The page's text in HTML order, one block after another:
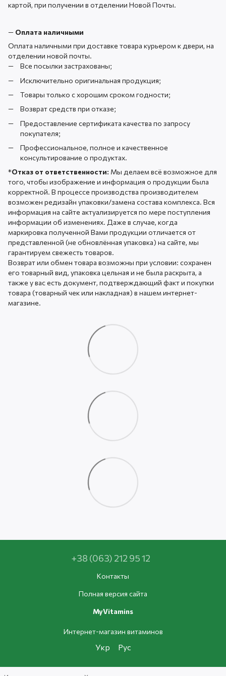
картой, при получении в отделении Новой Почты.
— Оплата наличными
Оплата наличными при доставке товара курьером к двери, на
отделении новой почты.
Все посылки застрахованы;
Исключительно оригинальная продукция;
Товары только с хорошим сроком годности;
Возврат средств при отказе;
Предоставление сертификата качества по запросу
покупателя;
Профессиональное, полное и качественное
консультирование о продуктах.
*Отказ от ответственности: Мы делаем всё возможное для
того, чтобы изображение и информация о продукции была
корректной. В процессе производства производителем
возможен редизайн упаковки/замена состава комплекса. Вся
информация на сайте актуализируется по мере поступления
информации об изменениях. Даже в случае, когда
маркировка полученной Вами продукции отличается от
представленной (не обновлённая упаковка) на сайте, мы
гарантируем свежесть товаров.
Возврат или обмен товара возможны при условии: сохранен
его товарный вид, упаковка цельная и не была раскрыта, а
также у вас есть документ, подтверждающий факт и покупки
товара (товарный чек или накладная) в нашем интернет-
магазине.
+38 (063) 212 95 12
Контакты
Полная версия сайта
MyVitamins
Интернет-магазин витаминов
Укр Рус